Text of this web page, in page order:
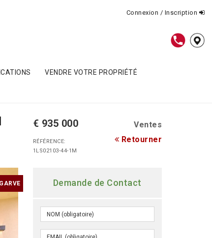
Connexion / Inscription
VENDRE VOTRE PROPRIÉTÉ
€ 935 000 Ventes
RÉFÉRENCE:
1LS02103-44-1M
Retourner
Demande de Contact